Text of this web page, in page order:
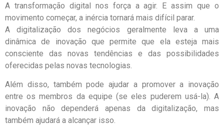
A transformação digital nos força a agir. E assim que o
movimento começar, a inércia tornará mais difícil parar.
A digitalização dos negócios geralmente leva a uma
dinâmica de inovação que permite que ela esteja mais
consciente das novas tendências e das possibilidades
oferecidas pelas novas tecnologias.
Além disso, também pode ajudar a promover a inovação
entre os membros da equipe (se eles puderem usá-la). A
inovação não dependerá apenas da digitalização, mas
também ajudará a alcançar isso.